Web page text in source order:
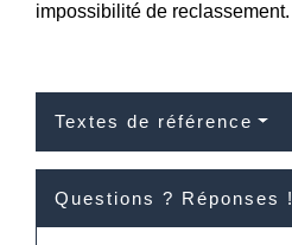
impossibilité de reclassement.
Textes de référence
Questions ? Réponses !